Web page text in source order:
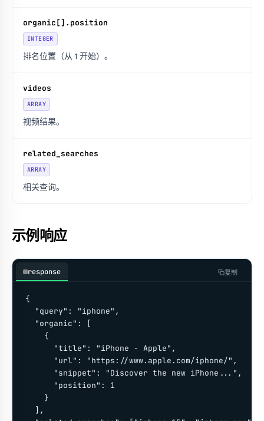
organic[].position
INTEGER
排名位置（从 1 开始）。
videos
ARRAY
视频结果。
related_searches
ARRAY
相关查询。
示例响应
response 复制
{
  "query": "iphone",
  "organic": [
    {
      "title": "iPhone - Apple",
      "url": "https://www.apple.com/iphone/",
      "snippet": "Discover the new iPhone...",
      "position": 1
    }
  ],